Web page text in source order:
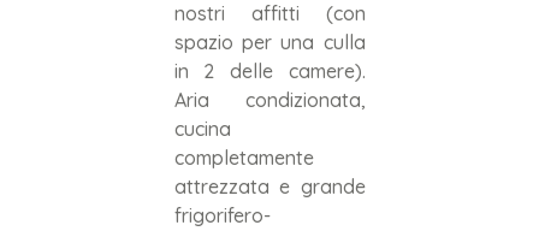
nostri affitti (con
spazio per una culla
in 2 delle camere).
Aria condizionata,
cucina
completamente
attrezzata e grande
frigorifero-